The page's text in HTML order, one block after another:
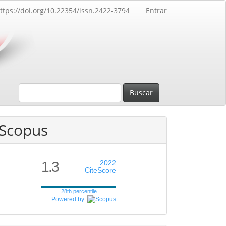
doi.org/10.22354/issn.2422-3794 Entrar
Buscar
1.3
2022
CiteScore
28th percentile
Powered by